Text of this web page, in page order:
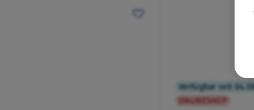
ONLINESHOP